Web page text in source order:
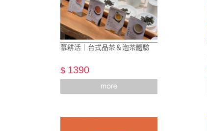
慕耕活｜台式品茶＆泡茶體驗
$ 1390